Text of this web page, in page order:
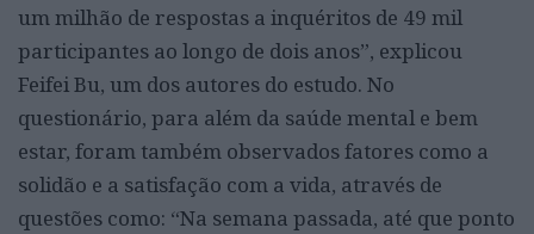
um milhão de respostas a inquéritos de 49 mil
participantes ao longo de dois anos”, explicou
Feifei Bu, um dos autores do estudo. No
questionário, para além da saúde mental e bem
estar, foram também observados fatores como a
solidão e a satisfação com a vida, através de
questões como: “Na semana passada, até que ponto